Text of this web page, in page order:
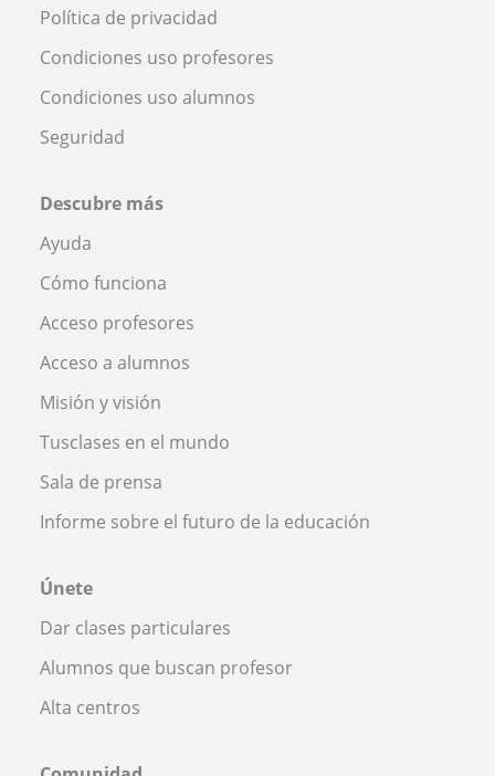
Política de privacidad
Condiciones uso profesores
Condiciones uso alumnos
Seguridad
Descubre más
Ayuda
Cómo funciona
Acceso profesores
Acceso a alumnos
Misión y visión
Tusclases en el mundo
Sala de prensa
Informe sobre el futuro de la educación
Únete
Dar clases particulares
Alumnos que buscan profesor
Alta centros